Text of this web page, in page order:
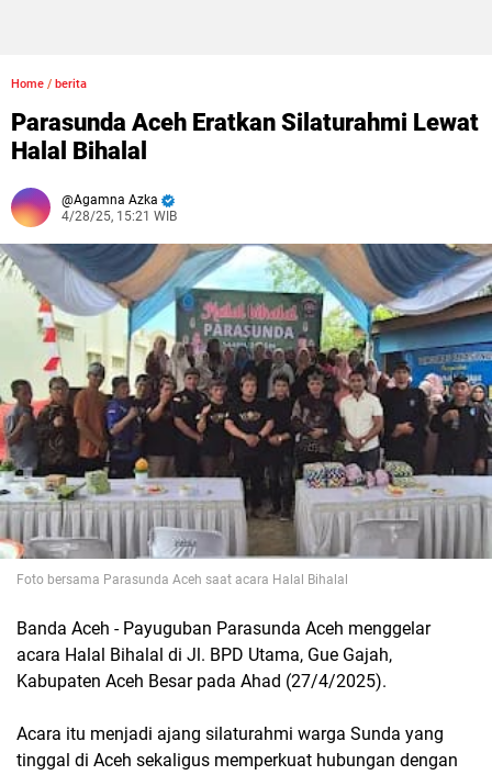
Home / berita
Parasunda Aceh Eratkan Silaturahmi Lewat
Halal Bihalal
Agamna Azka
4/28/25, 15:21 WIB
Foto bersama Parasunda Aceh saat acara Halal Bihalal
Banda Aceh - Payuguban Parasunda Aceh menggelar
acara Halal Bihalal di Jl. BPD Utama, Gue Gajah,
Kabupaten Aceh Besar pada Ahad (27/4/2025).
Acara itu menjadi ajang silaturahmi warga Sunda yang
tinggal di Aceh sekaligus memperkuat hubungan dengan